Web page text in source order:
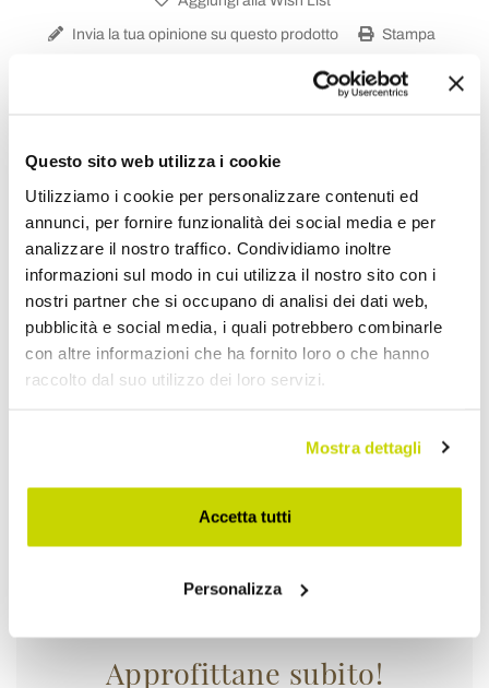
Questo sito web utilizza i cookie
Utilizziamo i cookie per personalizzare contenuti ed
annunci, per fornire funzionalità dei social media e per
analizzare il nostro traffico. Condividiamo inoltre
informazioni sul modo in cui utilizza il nostro sito con i
nostri partner che si occupano di analisi dei dati web,
pubblicità e social media, i quali potrebbero combinarle
con altre informazioni che ha fornito loro o che hanno
raccolto dal suo utilizzo dei loro servizi.
Mostra dettagli
Accetta tutti
Personalizza
Invia la tua opinione su questo prodotto Stampa
Vasi Design
Approfittane subito!